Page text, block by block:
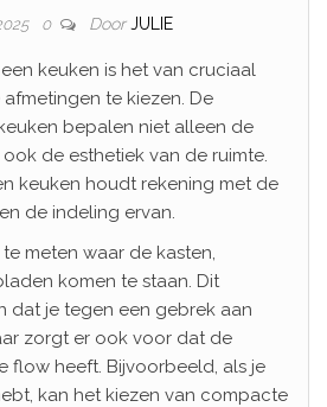
0 Door JULIE
keuken is het van cruciaal
te kiezen. De
bepalen niet alleen de
de esthetiek van de ruimte.
keuken houdt rekening met de
de indeling ervan.
meten waar de kasten,
komen te staan. Dit
dat je tegen een gebrek aan
zorgt er ook voor dat de
flow heeft. Bijvoorbeeld, als je
kan het kiezen van compacte